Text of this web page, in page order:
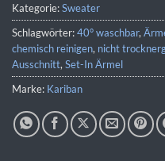
Kategorie:Sweater
Schlagwörter:40° waschbar,
chemisch reinigen, nicht
Ausschnitt,Set-In Ärmel
Marke: Kariban